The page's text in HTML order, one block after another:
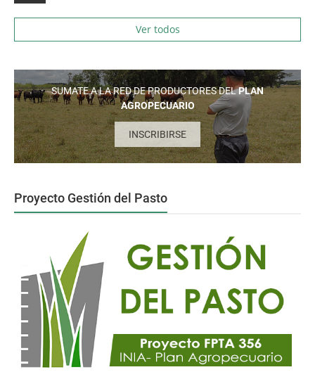
Ver todos
SUMATE A LA RED DE PRODUCTORES DELPLAN
AGROPECUARIO
INSCRIBIRSE
Proyecto Gestión del Pasto